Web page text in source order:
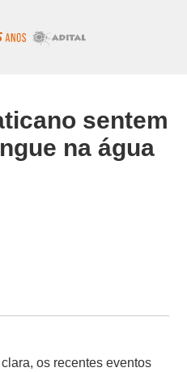
sentem
na água
os recentes eventos